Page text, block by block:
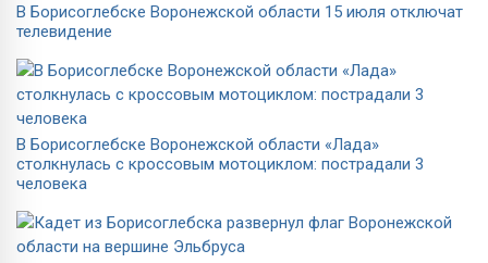
В Борисоглебске Воронежской области 15 июля отключат
телевидение
В Борисоглебске Воронежской области «Лада»
столкнулась с кроссовым мотоциклом: пострадали 3
человека